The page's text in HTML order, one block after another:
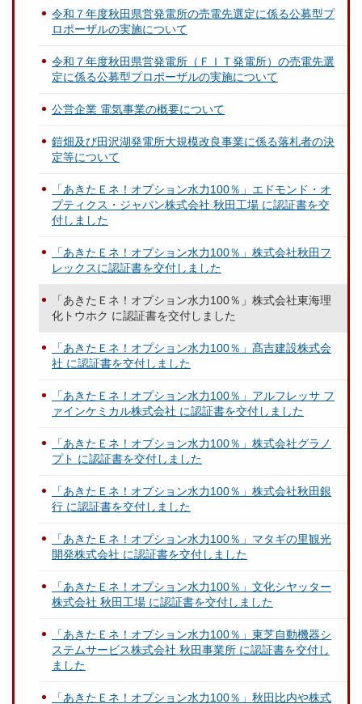
令和７年度秋田県営発電所の売電先選定に係る公募型プ
ロポーザルの実施について
令和７年度秋田県営発電所（ＦＩＴ発電所）の売電先選
定に係る公募型プロポーザルの実施について
公営企業 電気事業の概要について
鎧畑及び田沢湖発電所大規模改良事業に係る落札者の決
定等について
「あきたＥネ！オプション水力100％」エドモンド・オ
プティクス・ジャパン株式会社 秋田工場 に認証書を交
付しました
「あきたＥネ！オプション水力100％」株式会社秋田フ
レックスに認証書を交付しました
「あきたＥネ！オプション水力100％」株式会社東海理
化トウホク に認証書を交付しました
「あきたＥネ！オプション水力100％」髙吉建設株式会
社 に認証書を交付しました
「あきたＥネ！オプション水力100％」アルフレッサ フ
ァインケミカル株式会社 に認証書を交付しました
「あきたＥネ！オプション水力100％」株式会社グラノ
プト に認証書を交付しました
「あきたＥネ！オプション水力100％」株式会社秋田銀
行 に認証書を交付しました
「あきたＥネ！オプション水力100％」マタギの里観光
開発株式会社 に認証書を交付しました
「あきたＥネ！オプション水力100％」文化シヤッター
株式会社 秋田工場 に認証書を交付しました
「あきたＥネ！オプション水力100％」東芝自動機器シ
ステムサービス株式会社 秋田事業所 に認証書を交付し
ました
「あきたＥネ！オプション水力100％」秋田比内や株式